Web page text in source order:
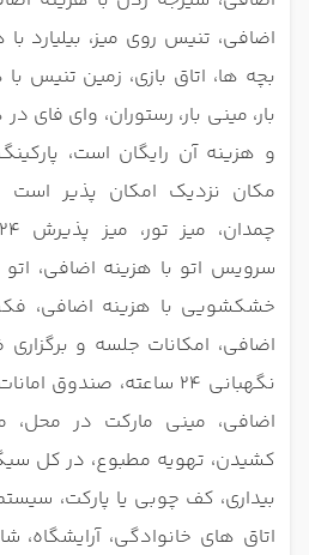
اضافی، تنیس روی میز، بیلیارد
بچه ها، اتاق بازی، زمین تنیس
بار، مینی بار، رستوران، وای
و هزینه آن رایگان است،
مکان نزدیک امکان پذیر است
سرویس اتو با هزینه اضافی،
خشکشویی با هزینه اضافی،
اضافی، امکانات جلسه و
نگهبانی 24 ساعته،
اضافی، مینی مارکت در
کشیدن، تهویه مطبوع، در کل
بیداری، کف چوبی یا پارکت،
اتاق های خانوادگی، آرایشگاه،